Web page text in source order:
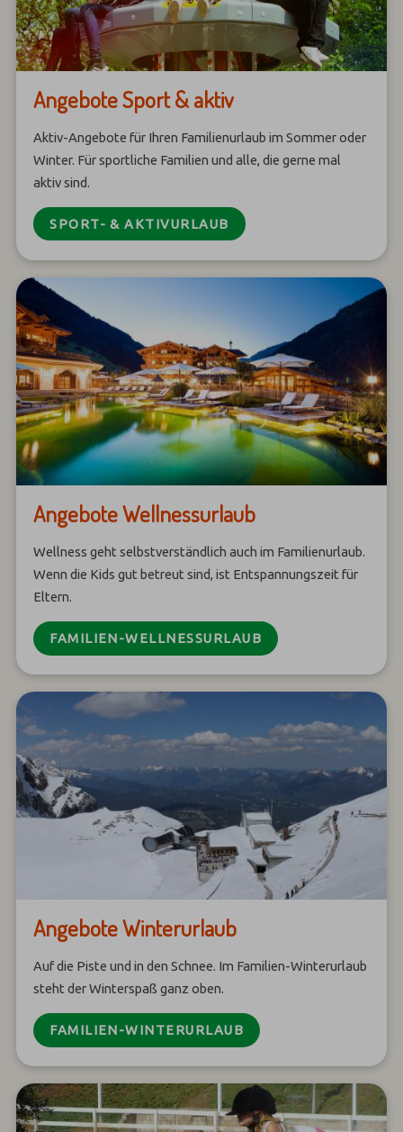
Angebote Sport & aktiv
Aktiv-Angebote für Ihren Familienurlaub im Sommer oder
Winter. Für sportliche Familien und alle, die gerne mal
aktiv sind.
SPORT- & AKTIVURLAUB
Angebote Wellnessurlaub
Wellness geht selbstverständlich auch im Familienurlaub.
Wenn die Kids gut betreut sind, ist Entspannungszeit für
Eltern.
FAMILIEN-WELLNESSURLAUB
Angebote Winterurlaub
Auf die Piste und in den Schnee. Im Familien-Winterurlaub
steht der Winterspaß ganz oben.
FAMILIEN-WINTERURLAUB